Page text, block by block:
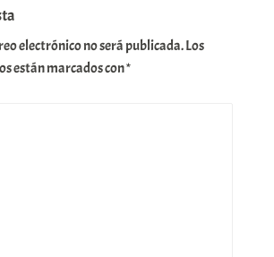
electrónico no será publicada.Los
están marcados con*